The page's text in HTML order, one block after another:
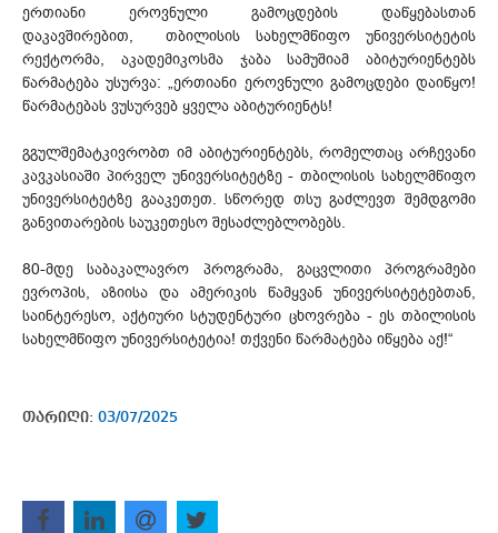
ერთიანი ეროვნული გამოცდების დაწყებასთან
დაკავშირებით, თბილისის სახელმწიფო უნივერსიტეტის
რექტორმა, აკადემიკოსმა ჯაბა სამუშიამ აბიტურიენტებს
წარმატება უსურვა: „ერთიანი ეროვნული გამოცდები დაიწყო!
წარმატებას ვუსურვებ ყველა აბიტურიენტს!
გგულშემატკივრობთ იმ აბიტურიენტებს, რომელთაც არჩევანი
კავკასიაში პირველ უნივერსიტეტზე - თბილისის სახელმწიფო
უნივერსიტეტზე გააკეთეთ. სწორედ თსუ გაძლევთ შემდგომი
განვითარების საუკეთესო შესაძლებლობებს.
80-მდე საბაკალავრო პროგრამა, გაცვლითი პროგრამები
ევროპის, აზიისა და ამერიკის წამყვან უნივერსიტეტებთან,
საინტერესო, აქტიური სტუდენტური ცხოვრება - ეს თბილისის
სახელმწიფო უნივერსიტეტია! თქვენი წარმატება იწყება აქ!“
თარიღი: 03/07/2025